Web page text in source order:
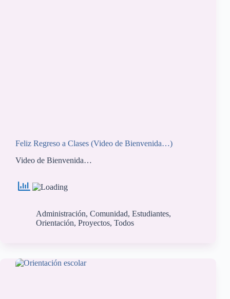
Feliz Regreso a Clases (Video de Bienvenida…)
Video de Bienvenida…
Administración, Comunidad, Estudiantes,
Orientación, Proyectos, Todos